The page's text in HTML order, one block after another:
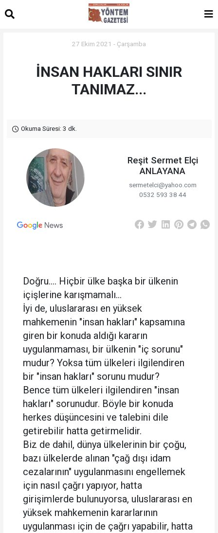
27 Ekim 2021 - Çarşamba
İNSAN HAKLARI SINIR
TANIMAZ...
Okuma Süresi: 3 dk.
Reşit Sermet Elçi
ANLAYANA
sermetelci@yahoo.com
0532 593 38 44
Doğru.... Hiçbir ülke başka bir ülkenin
içişlerine karışmamalı...
İyi de, uluslararası en yüksek
mahkemenin "insan hakları" kapsamına
giren bir konuda aldığı kararın
uygulanmaması, bir ülkenin "iç sorunu"
mudur? Yoksa tüm ülkeleri ilgilendiren
bir "insan hakları" sorunu mudur?
Bence tüm ülkeleri ilgilendiren "insan
hakları" sorunudur. Böyle bir konuda
herkes düşüncesini ve talebini dile
getirebilir hatta getirmelidir.
Biz de dahil, dünya ülkelerinin bir çoğu,
bazı ülkelerde alınan "çağ dışı idam
cezalarının" uygulanmasını engellemek
için nasıl çağrı yapıyor, hatta
girişimlerde bulunuyorsa, uluslararası en
yüksek mahkemenin kararlarının
uygulanması için de çağrı yapabilir, hatta